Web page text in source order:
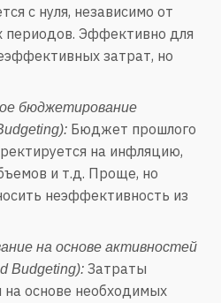
с нуля, независимо от
Эффективно для
затрат, но
бюджетирование
Бюджет прошлого
на инфляцию,
и т.д. Проще, но
неэффективность из
на основе активностей
Budgeting): Затраты
на основе необходимых